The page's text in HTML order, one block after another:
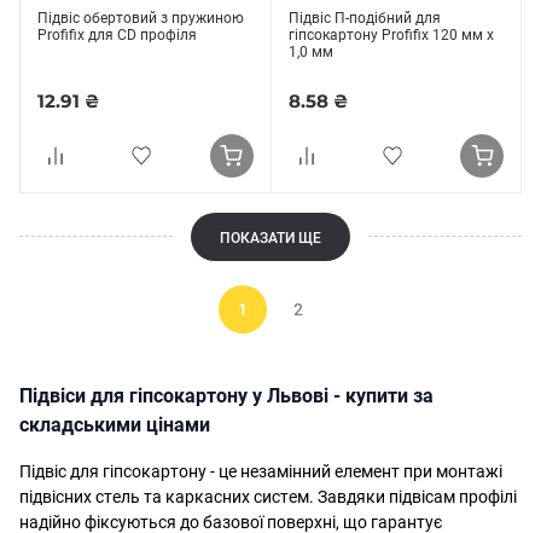
Підвіс обертовий з пружиною
Profifix для CD профіля
12.91 ₴
Підвіс П-подібний для
гіпсокартону Profifix 120 мм х
1,0 мм
8.58 ₴
ПОКАЗАТИ ЩЕ
1 2
Підвіси для гіпсокартону у Львові - купити за
складськими цінами
Підвіс для гіпсокартону - це незамінний елемент при монтажі
підвісних стель та каркасних систем. Завдяки підвісам профілі
надійно фіксуються до базової поверхні, що гарантує